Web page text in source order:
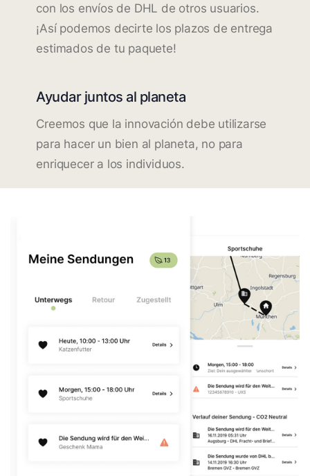
con los envíos de DHL de otros usuarios.
¡Así podemos decirte los plazos de entrega
estimados de tu paquete!
Ayudar juntos al planeta
Creemos que la innovación debe utilizarse
para hacer un bien al planeta, no para
enriquecer a los individuos.